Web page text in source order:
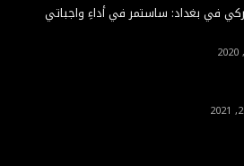
في بغداد: ساستمر في أداءِ واجباتي